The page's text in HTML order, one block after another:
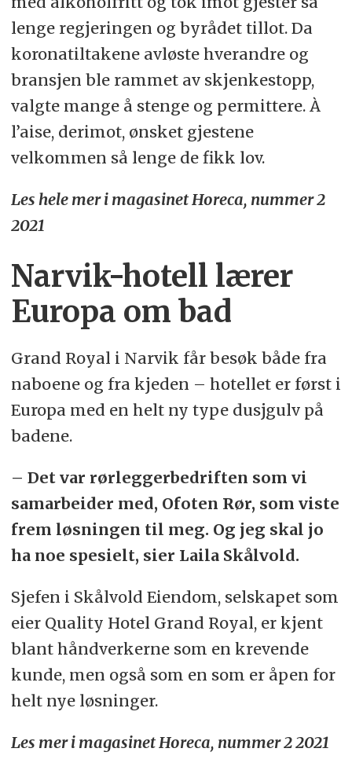
lenge regjeringen og byrådet tillot. Da
koronatiltakene avløste hverandre og
bransjen ble rammet av skjenkestopp,
valgte mange å stenge og permittere. À
l’aise, derimot, ønsket gjestene
velkommen så lenge de fikk lov.
Les hele mer i magasinet Horeca, nummer 2
2021
Narvik-hotell lærer
Europa om bad
Grand Royal i Narvik får besøk både fra
naboene og fra kjeden – hotellet er først i
Europa med en helt ny type dusjgulv på
badene.
– Det var rørleggerbedriften som vi
samarbeider med, Ofoten Rør, som viste
frem løsningen til meg. Og jeg skal jo
ha noe spesielt, sier Laila Skålvold.
Sjefen i Skålvold Eiendom, selskapet som
eier Quality Hotel Grand Royal, er kjent
blant håndverkerne som en krevende
kunde, men også som en som er åpen for
helt nye løsninger.
Les mer i magasinet Horeca, nummer 2 2021